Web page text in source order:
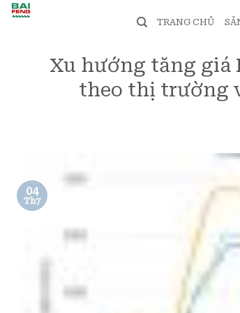
Bỏ
TRANG CHỦ
Xu hướng tăng giá
theo thị trường
04
Th7